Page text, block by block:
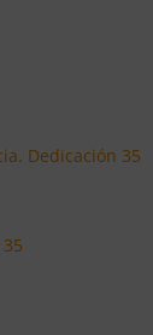
Dedicación 35